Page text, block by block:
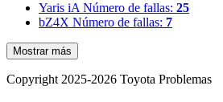
Yaris iA Número de fallas: 25
bZ4X Número de fallas: 7
Mostrar más
Copyright 2025-2026 Toyota Problemas